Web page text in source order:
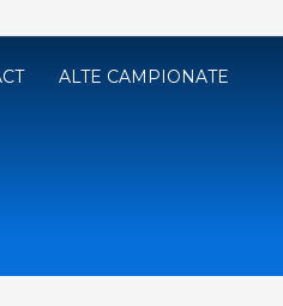
ALTE CAMPIONATE